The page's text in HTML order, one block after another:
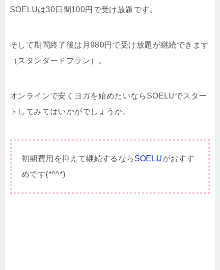
SOELUは30日間100円で受け放題です。
そして期間終了後は月980円で受け放題が継続できます
（スタンダードプラン）。
オンラインで安くヨガを始めたいならSOELUでスター
トしてみてはいかがでしょうか。
初期費用を抑えて継続するなら SOELUがおすす
めです(*^^*)